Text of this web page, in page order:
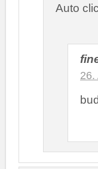
Auto
26.